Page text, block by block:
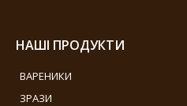
НАШІ ПРОДУКТИ
ВАРЕНИКИ
ЗРАЗИ